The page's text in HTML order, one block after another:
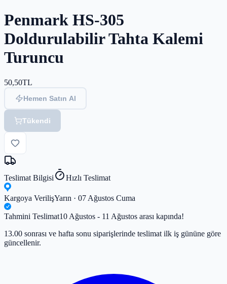
Penmark HS-305
Doldurulabilir Tahta Kalemi
Turuncu
50,50TL
Hemen Satın Al
Tükendi
Teslimat Bilgisi Hızlı Teslimat
Kargoya VerilişYarın · 07 Ağustos Cuma
Tahmini Teslimat10 Ağustos - 11 Ağustos arası kapında!
13.00 sonrası ve hafta sonu siparişlerinde teslimat ilk iş gününe göre
güncellenir.